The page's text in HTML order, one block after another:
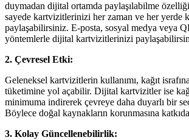
duymadan dijital ortamda paylaşılabilme
sayede kartvizitlerinizi her zaman ve her yerde
paylaşabilirsiniz. E-posta, sosyal medya veya
yöntemlerle dijital kartvizitlerinizi
2. Çevresel Etki:
Geleneksel kartvizitlerin kullanımı, kağıt
tüketimine yol açabilir. Dijital kartvizitler ise
minimuma indirerek çevreye daha duyarlı bir
Böylece doğal kaynakların korunmasına
3. Kolay Güncellenebilirlik: